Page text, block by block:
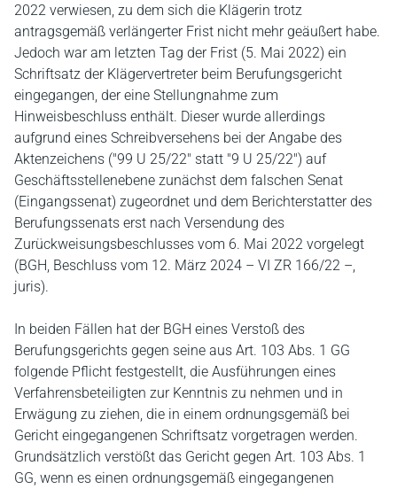
2022 verwiesen, zu dem sich die Klägerin trotz
antragsgemäß verlängerter Frist nicht mehr geäußert habe.
Jedoch war am letzten Tag der Frist (5. Mai 2022) ein
Schriftsatz der Klägervertreter beim Berufungsgericht
eingegangen, der eine Stellungnahme zum
Hinweisbeschluss enthält. Dieser wurde allerdings
aufgrund eines Schreibversehens bei der Angabe des
Aktenzeichens ("99 U 25/22" statt "9 U 25/22") auf
Geschäftsstellenebene zunächst dem falschen Senat
(Eingangssenat) zugeordnet und dem Berichterstatter des
Berufungssenats erst nach Versendung des
Zurückweisungsbeschlusses vom 6. Mai 2022 vorgelegt
(BGH, Beschluss vom 12. März 2024 – VI ZR 166/22 –,
juris).
In beiden Fällen hat der BGH eines Verstoß des
Berufungsgerichts gegen seine aus Art. 103 Abs. 1 GG
folgende Pflicht festgestellt, die Ausführungen eines
Verfahrensbeteiligten zur Kenntnis zu nehmen und in
Erwägung zu ziehen, die in einem ordnungsgemäß bei
Gericht eingegangenen Schriftsatz vorgetragen werden.
Grundsätzlich verstößt das Gericht gegen Art. 103 Abs. 1
GG, wenn es einen ordnungsgemäß eingegangenen